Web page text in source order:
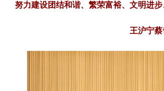
努力建设团结和谐、繁荣富裕、文明进
王沪宁